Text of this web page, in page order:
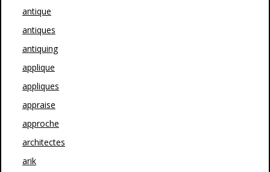
antique
antiques
antiquing
applique
appliques
appraise
approche
architectes
arik